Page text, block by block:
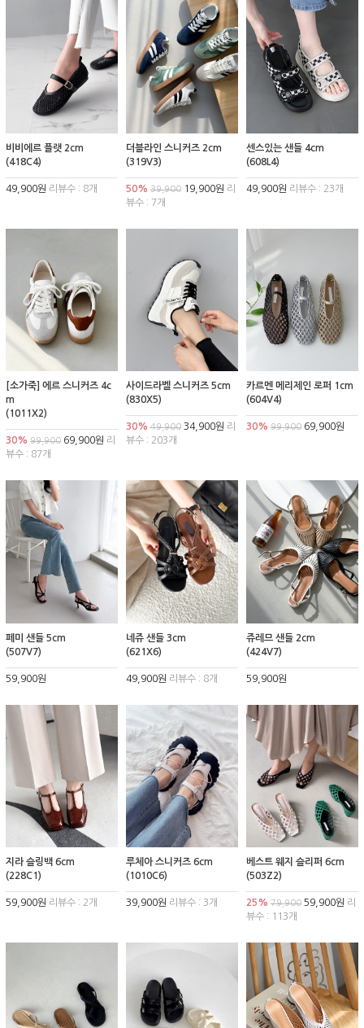
비비에르 플랫 2cm
(418C4)
49,900원 리뷰수 : 8개
더블라인 스니커즈 2cm
(319V3)
50% 39,90019,900원 리
뷰수 : 7개
센스있는 샌들 4cm
(608L4)
49,900원 리뷰수 : 23개
[소가죽] 에르 스니커즈 4c
m
(1011X2)
30% 99,900 69,900원 리
뷰수 : 87개
사이드라벨 스니커즈 5cm
(830X5)
30% 49,90034,900원 리
뷰수 : 203개
카르멘 메리제인 로퍼 1cm
(604V4)
30% 99,90069,900원
페미 샌들 5cm
(507V7)
59,900원
네쥬 샌들 3cm
(621X6)
49,900원 리뷰수 : 8개
쥬레므 샌들 2cm
(424V7)
59,900원
지라 슬링백 6cm
(228C1)
59,900원 리뷰수 : 2개
루체아 스니커즈 6cm
(1010C6)
39,900원 리뷰수 : 3개
베스트 웨지 슬리퍼 6cm
(503Z2)
25% 79,90059,900원 리
뷰수 : 113개